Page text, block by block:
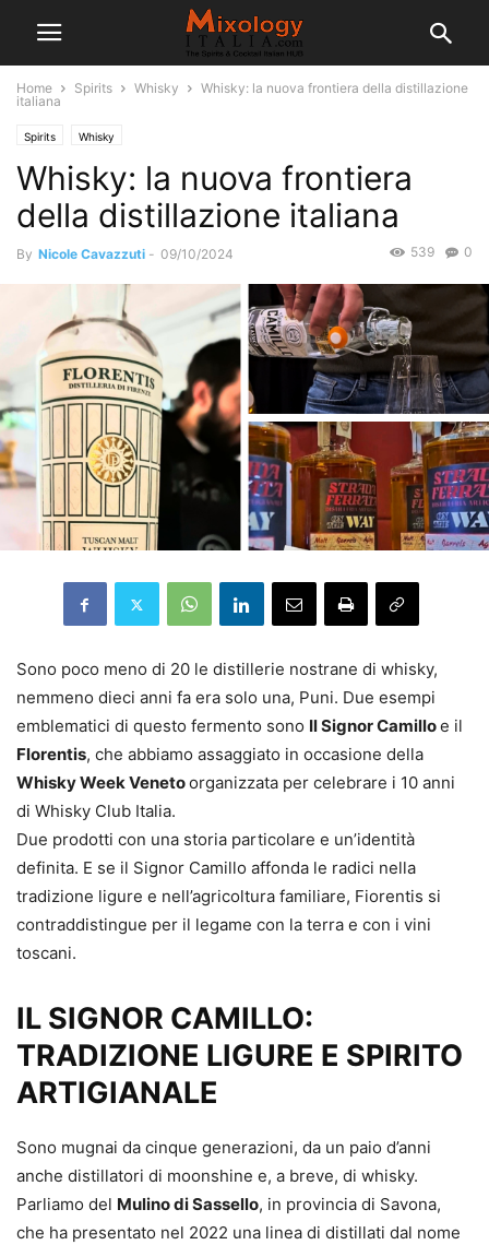
Home Spirits Whisky
Whisky: la nuova frontiera della distillazione
italiana
Spirits Whisky
Whisky: la nuova frontiera
della distillazione italiana
By Nicole Cavazzuti - 09/10/2024 0
539
Sono poco meno di 20 le distillerie nostrane di whisky,
nemmeno dieci anni fa era solo una, Puni. Due esempi
emblematici di questo fermento sono Il Signor Camilloe il
Florentis, che abbiamo assaggiato in occasione della
Whisky Week Venetoorganizzata per celebrare i 10 anni
di Whisky Club Italia.
Due prodotti con una storia particolare e un’identità
definita. E se il Signor Camillo affonda le radici nella
tradizione ligure e nell’agricoltura familiare, Fiorentis si
contraddistingue per il legame con la terra e con i vini
toscani.
IL SIGNOR CAMILLO:
TRADIZIONE LIGURE E SPIRITO
ARTIGIANALE
Sono mugnai da cinque generazioni, da un paio d’anni
anche distillatori di moonshine e, a breve, di whisky.
Parliamo del Mulino di Sassello, in provincia di Savona,
che ha presentato nel 2022 una linea di distillati dal nome